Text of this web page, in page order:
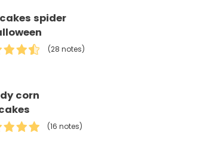
spider
(28 notes)
corn
(16 notes)